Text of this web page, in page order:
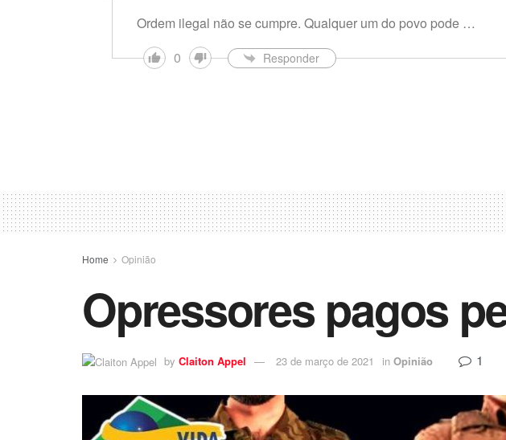
Ordem ilegal não se cumpre. Qualquer um do povo pode …
0
Responder
Home Opinião
Opressores pagos
by Claiton Appel 23 de março de 2021 in Opinião 1